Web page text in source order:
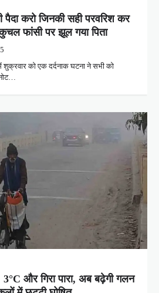
पैदा करो जिनकी सही परवरिश कर
फांसी पर झूल गया पिता
शुक्रवार को एक दर्दनाक घटना ने सभी को
और गिरा पारा, अब बढ़ेगी गलन